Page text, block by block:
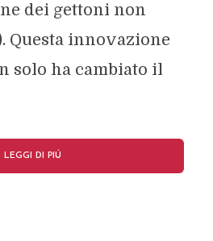
dei gettoni non
Questa innovazione
solo ha cambiato il
LEGGI DI PIÚ